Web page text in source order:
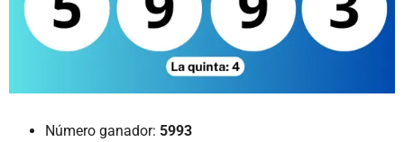
Número ganador: 5993